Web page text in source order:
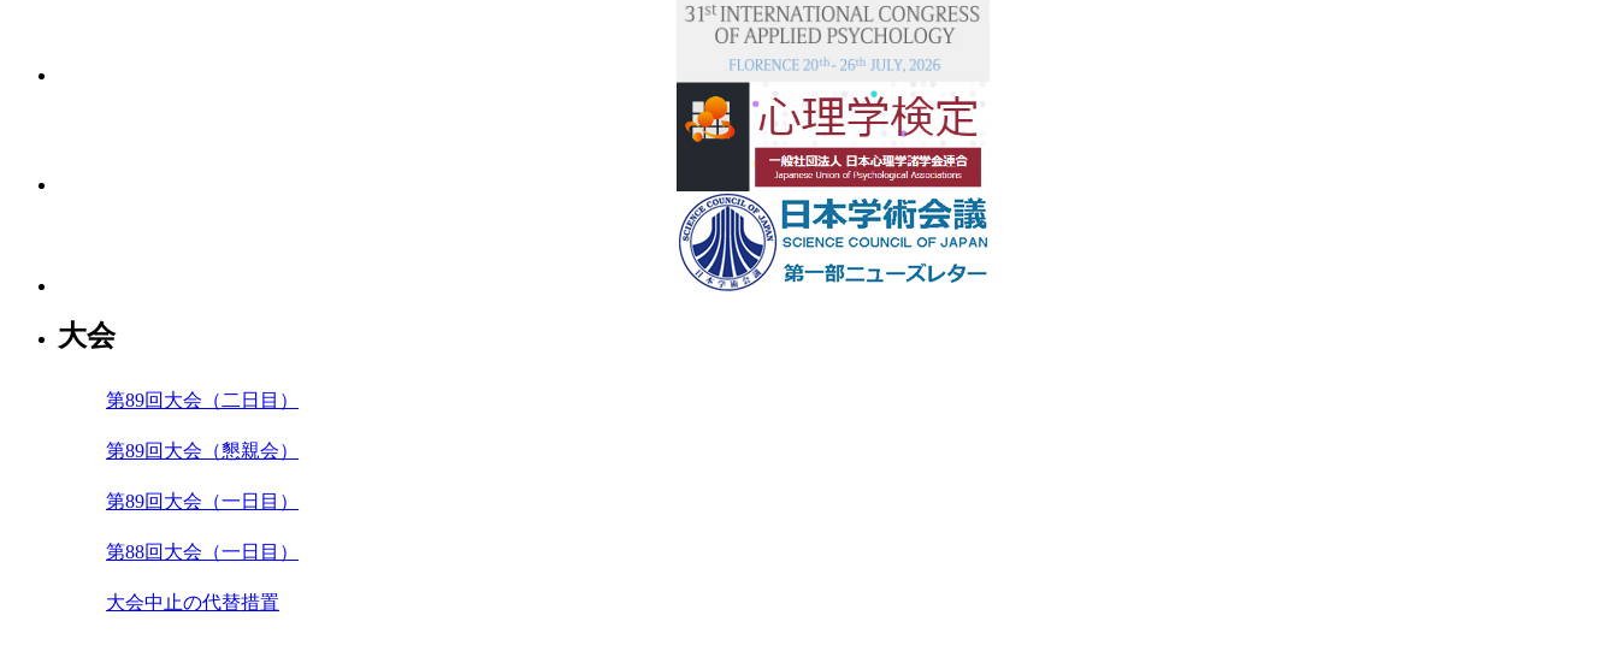
大会
第89回大会（二日目）
第89回大会（懇親会）
第89回大会（一日目）
第88回大会（一日目）
大会中止の代替措置